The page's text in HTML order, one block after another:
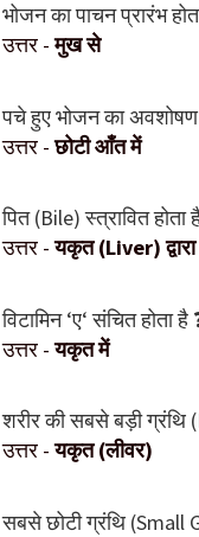
भोजन का पाचन प्रारंभ
उत्तर -मुख से
पचे हुए भोजन का अवशोषण
उत्तर -छोटी आँत में
पित (Bile) स्त्रावित होता
उत्तर -यकृत (Liver) द्वारा
विटामिन ‘ए‘ संचित होता है
उत्तर -यकृत में
शरीर की सबसे बड़ी ग्रंथि
उत्तर -यकृत (लीवर)
सबसे छोटी ग्रंथि (Small